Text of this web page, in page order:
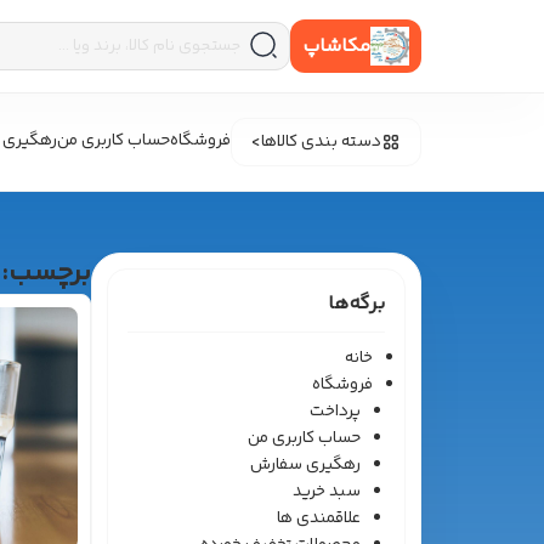
مکاشاپ
دسته بندی کالاها فروشگاهحساب کاربری من
برگه‌ها
خانه
فروشگاه
پرداخت
حساب کاربری من
رهگیری سفارش
سبد خرید
علاقمندی ها
برچسب: